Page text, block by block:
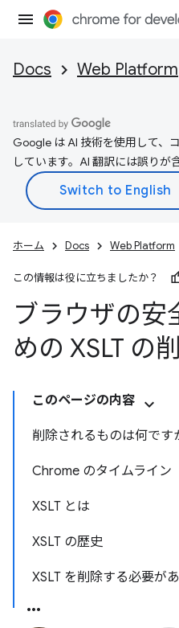
Docs Web Platform
Google は AI 技術を使用して、
しています。AI 翻訳には誤りが
ホーム Docs Web Platform
この情報は役に立ちましたか？
ブラウザの安
めの XSLT の
このページの内容
削除されるものは何です
Chrome のタイムライン
XSLT とは
XSLT の歴史
XSLT を削除する必要が